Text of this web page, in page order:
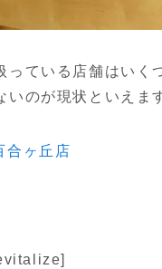
ている店舗はい
のが現状といえま
ヶ丘店